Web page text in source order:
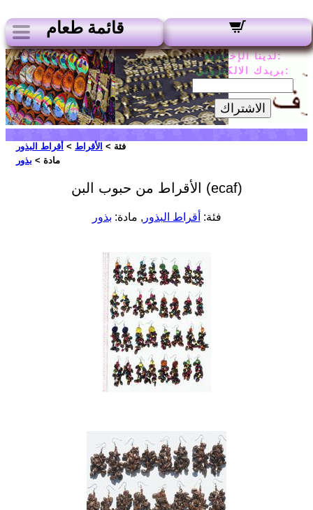
قائمة طعام
لدينا الإخبارية:
بريدك الالكتروني:
الاشتراك
فئة > الأقراط > أقراط البذور
مادة > بذور
الأقراط من حبوب البن (ecaf)
فئة: أقراط البذور , مادة: بذور